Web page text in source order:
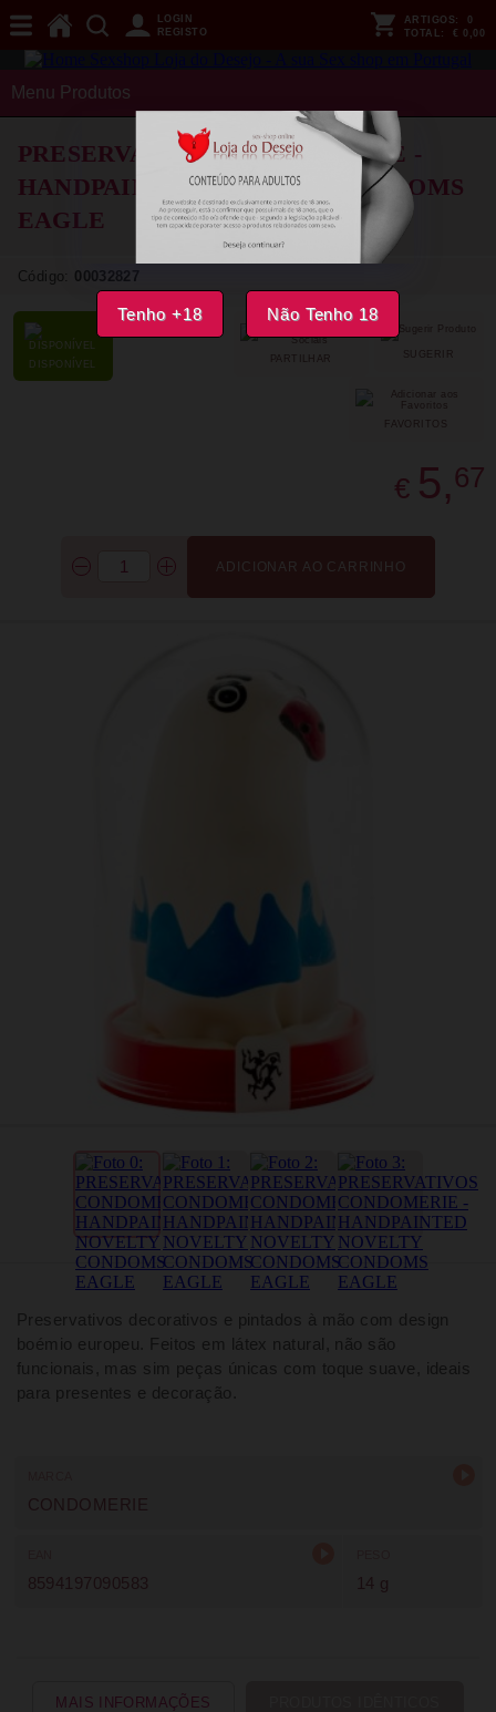
Tenho +18 Não Tenho 18
LOGIN
REGISTO
ARTIGOS:
0
TOTAL: € 0,00
Menu Produtos
PRESERVATIVOS CONDOMERIE -
HANDPAINTED NOVELTY CONDOMS
EAGLE
Código: 00032827
DISPONÍVEL
SUGERIR
FAVORITOS
€ 5, 67
ADICIONAR AO CARRINHO
Preservativos decorativos e pintados à mão com design
boémio europeu. Feitos em látex natural, não são
funcionais, mas sim peças únicas com toque suave, ideais
para presentes e decoração.
CONDOMERIE
8594197090583 14 g
MAIS INFORMAÇÕES